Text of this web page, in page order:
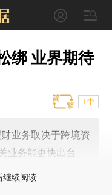
绑 业界期待
T中
业务取决于跨境资
业务能更快出台
继续阅读